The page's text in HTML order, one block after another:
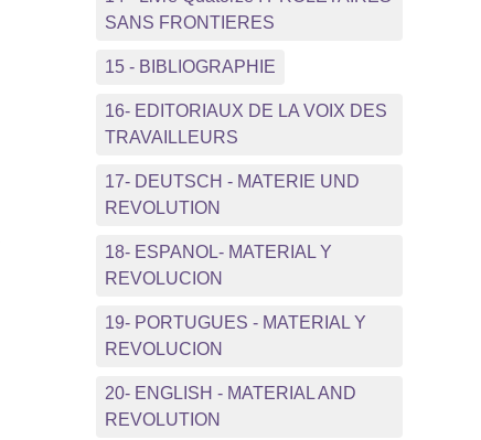
SANS FRONTIERES
15 - BIBLIOGRAPHIE
16- EDITORIAUX DE LA VOIX DES
TRAVAILLEURS
17- DEUTSCH - MATERIE UND
REVOLUTION
18- ESPANOL- MATERIAL Y
REVOLUCION
19- PORTUGUES - MATERIAL Y
REVOLUCION
20- ENGLISH - MATERIAL AND
REVOLUTION